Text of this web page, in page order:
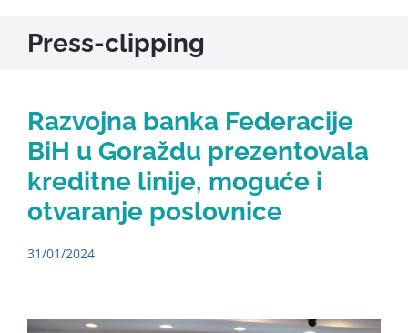
Press-clipping
Razvojna banka Federacije
BiH u Goraždu prezentovala
kreditne linije, moguće i
otvaranje poslovnice
31/01/2024